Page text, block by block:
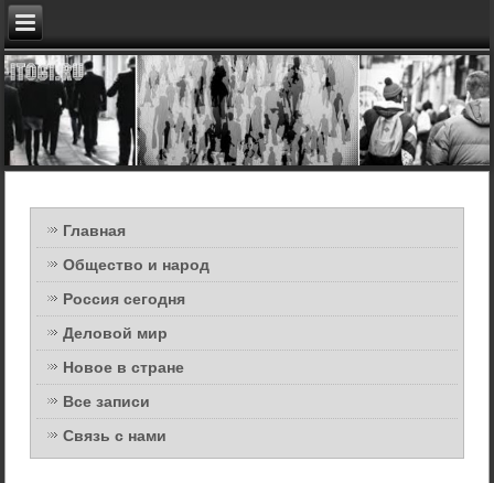
Главная
Общество и народ
Россия сегодня
Деловой мир
Новое в стране
Все записи
Связь с нами